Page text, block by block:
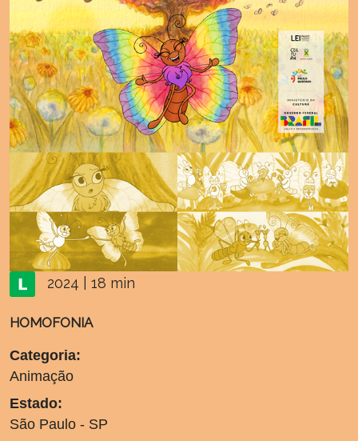
2024 | 18 min
HOMOFONIA
Categoria:
Animação
Estado:
São Paulo - SP